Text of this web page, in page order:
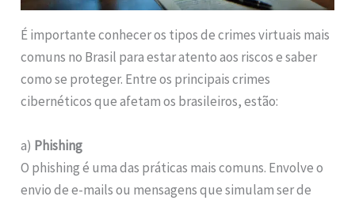
É importante conhecer os tipos de crimes virtuais mais
comuns no Brasil para estar atento aos riscos e saber
como se proteger. Entre os principais crimes
cibernéticos que afetam os brasileiros, estão:
a) Phishing
O phishing é uma das práticas mais comuns. Envolve o
envio de e-mails ou mensagens que simulam ser de